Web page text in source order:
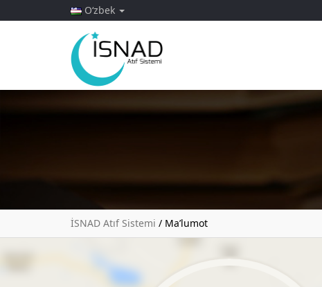
Oʻzbek
İSNAD Atıf Sistemi / Ma’lumot